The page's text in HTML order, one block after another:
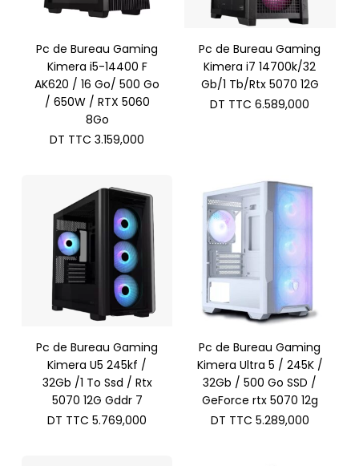
Pc de Bureau Gaming
Kimera i5-14400 F
AK620 / 16 Go/ 500 Go
/ 650W / RTX 5060
8Go
DT TTC 3.159,000
Pc de Bureau Gaming
Kimera i7 14700k/32
Gb/1 Tb/Rtx 5070 12G
DT TTC 6.589,000
Pc de Bureau Gaming
Kimera U5 245kf /
32Gb /1 To Ssd / Rtx
5070 12G Gddr 7
DT TTC 5.769,000
Pc de Bureau Gaming
Kimera Ultra 5 / 245K /
32Gb / 500 Go SSD /
GeForce rtx 5070 12g
DT TTC 5.289,000